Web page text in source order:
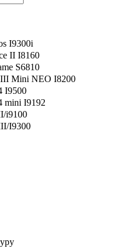
I9300i
II I8160
S6810
III Mini NEO I8200
I9500
mini I9192
i9100
I9300